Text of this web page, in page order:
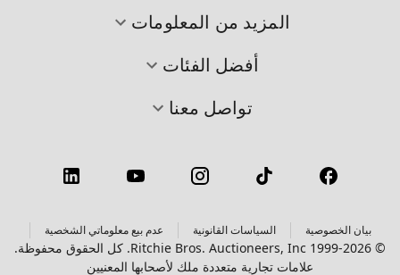
المزيد من المعلومات
أفضل الفئات
تواصل معنا
بيان الخصوصية السياسات القانونية عدم بيع معلوماتي الشخصية
© 1999-2026 Ritchie Bros. Auctioneers, Inc. كل الحقوق محفوظة.
علامات تجارية متعددة ملك لأصحابها المعنيين